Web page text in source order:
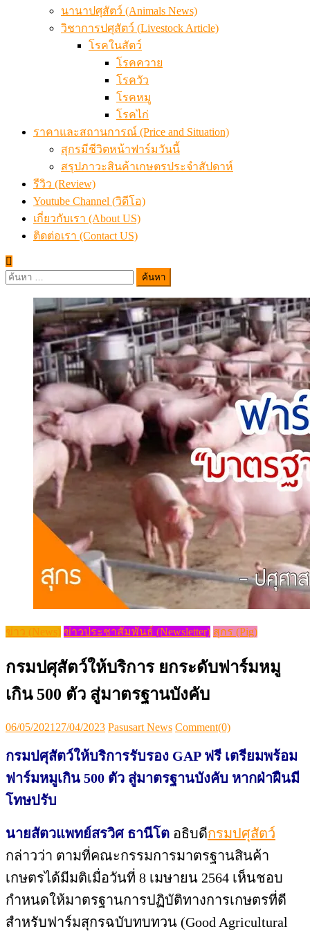
นานาปศุสัตว์ (Animals News)
วิชาการปศุสัตว์ (Livestock Article)
โรคในสัตว์
โรคควาย
โรควัว
โรคหมู
โรคไก่
ราคาและสถานการณ์ (Price and Situation)
สุกรมีชีวิตหน้าฟาร์มวันนี้
สรุปภาวะสินค้าเกษตรประจำสัปดาห์
รีวิว (Review)
Youtube Channel (วิดีโอ)
เกี่ยวกับเรา (About US)
ติดต่อเรา (Contact US)
ค้นหา
ข่าว (News) ข่าวประชาสัมพันธ์ (Newsletter) สุกร (Pig)
กรมปศุสัตว์ให้บริการ ยกระดับฟาร์มหมู
เกิน 500 ตัว สู่มาตรฐานบังคับ
Posted
06/05/2021 27/04/2023 Author
Pasusart News Comment(0)
กรมปศุสัตว์ให้บริการรับรอง GAP ฟรี เตรียมพร้อม
ฟาร์มหมูเกิน 500 ตัว สู่มาตรฐานบังคับ หากฝ่าฝืนมี
โทษปรับ
นายสัตวแพทย์สรวิศ ธานีโต อธิบดีกรมปศุสัตว์
กล่าวว่า ตามที่คณะกรรมการมาตรฐานสินค้า
เกษตรได้มีมติเมื่อวันที่ 8 เมษายน 2564 เห็นชอบ
กำหนดให้มาตรฐานการปฏิบัติทางการเกษตรที่ดี
สำหรับฟาร์มสุกรฉบับทบทวน (Good Agricultural